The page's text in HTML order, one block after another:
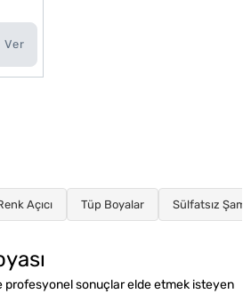
Ver
Açıcı Tüp Boyalar Sülfatsız
profesyonel sonuçlar elde etmek isteyen